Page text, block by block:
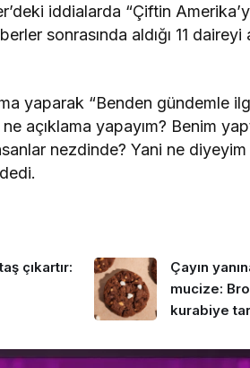
iddialarda “Çiftin
sonrasında aldığı 11
yaparak “Benden gündemle
açıklama yapayım? Benim
nezdinde? Yani ne
çıkartır:
Çayın
mucize:
kurabiye